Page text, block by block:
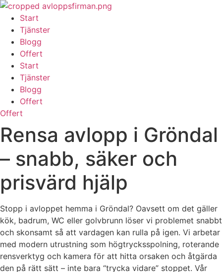
Skip
content
Start
Tjänster
Blogg
Offert
Start
Tjänster
Blogg
Offert
Offert
Rensa avlopp i Gröndal
– snabb, säker och
prisvärd hjälp
Stopp i avloppet hemma i Gröndal? Oavsett om det gäller
kök, badrum, WC eller golvbrunn löser vi problemet snabbt
och skonsamt så att vardagen kan rulla på igen. Vi arbetar
med modern utrustning som högtrycksspolning, roterande
rensverktyg och kamera för att hitta orsaken och åtgärda
den på rätt sätt – inte bara “trycka vidare” stoppet. Vår